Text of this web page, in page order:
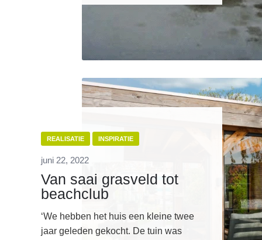
REALISATIE INSPIRATIE
juni 22, 2022
Van saai grasveld tot
beachclub
‘We hebben het huis een kleine twee
jaar geleden gekocht. De tuin was